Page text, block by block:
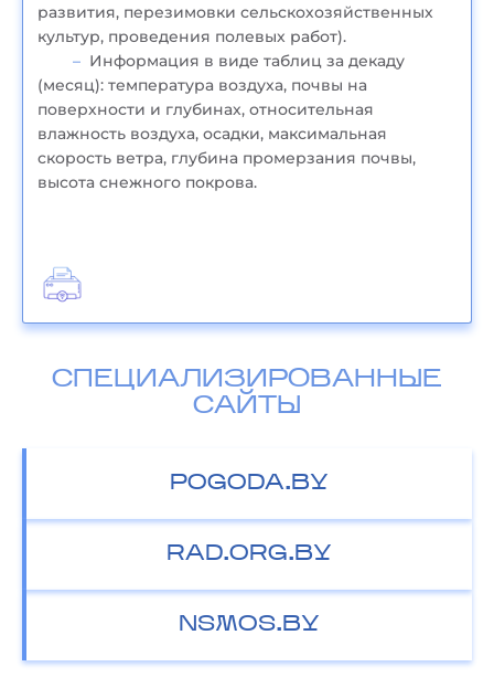
развития, перезимовки сельскохозяйственных
культур, проведения полевых работ).
Информация в виде таблиц за декаду
(месяц): температура воздуха, почвы на
поверхности и глубинах, относительная
влажность воздуха, осадки, максимальная
скорость ветра, глубина промерзания почвы,
высота снежного покрова.
СПЕЦИАЛИЗИРОВАННЫЕ
САЙТЫ
POGODA.BY
RAD.ORG.BY
NSMOS.BY